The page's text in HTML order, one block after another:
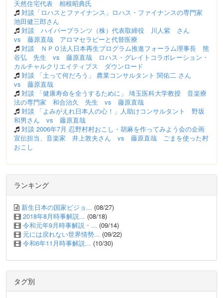
天然住宅代表 相根昭典氏
対談「ロハスとファイナンス」ロハス・ファイナンスの専門家
池田健三郎さん
対談 ハイパープランツ（株）代表取締役 川人紫 さん
vs 藤原直哉 アロマセラピーと代替医療
対談 ＮＰＯ法人日本再生プログラム推進フォーラム理事長 熊
谷弘 先生 vs 藤原直哉 ロハス・グレイトコラボレーション・
カルチャルクリエイティブス ダウンロード
対談 「土って何だろう」 農業コンサルタント 関佑二 さん
vs 藤原直哉
対談 「健康寿命を全うするために」 埼玉医科大学教授 音楽療
法の専門家 和合治久 先生 vs 藤原直哉
対談 「よみがえれ日本人の心！」人助けコンサルタント 野坂
和男さん vs 藤原直哉
対談 2006年7月 忍野村村おこし・胡麻を作ってみよう会の企画
宣伝担当、音楽家 井上敦夫さん vs 藤原直哉 ごまを使った村
おこし
ランキング
新生日本の国家ビジョ... (08/27)
2018年8月時事解説... (08/18)
令和元年9月時事解説・... (09/14)
元には戻れない世界情勢... (09/22)
令和6年11月時事解説... (10/30)
タグ別